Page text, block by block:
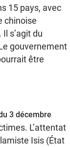
15 pays, avec
chinoise
s’agit du
gouvernement
être
3 décembre
L’attentat
Isis (État